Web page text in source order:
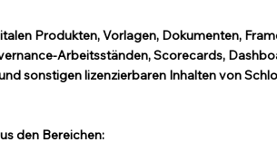
Produkten, Vorlagen, Dokumenten,
Arbeitsständen, Scorecards,
sonstigen lizenzierbaren Inhalten von
den Bereichen: